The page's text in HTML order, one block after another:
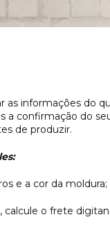
as informações do
a confirmação do
de produzir.
e a cor da moldura;
calcule o frete